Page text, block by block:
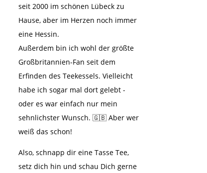
seit 2000 im schönen Lübeck zu
Hause, aber im Herzen noch immer
eine Hessin.
Außerdem bin ich wohl der größte
Großbritannien-Fan seit dem
Erfinden des Teekessels. Vielleicht
habe ich sogar mal dort gelebt -
oder es war einfach nur mein
sehnlichster Wunsch. 🇬🇧 Aber wer
weiß das schon!
Also, schnapp dir eine Tasse Tee,
setz dich hin und schau Dich gerne